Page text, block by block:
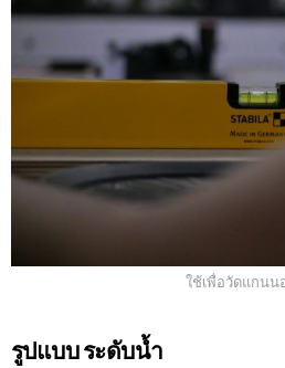
ใช้เพื่อวัดแกนน
รูปแบบ ระดับน้ำ